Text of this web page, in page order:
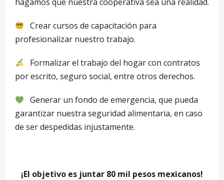
Crear cursos de capacitación para
profesionalizar nuestro trabajo.
Formalizar el trabajo del hogar con contratos
por escrito, seguro social, entre otros derechos.
Generar un fondo de emergencia, que pueda
garantizar nuestra seguridad alimentaria, en caso
de ser despedidas injustamente.
¡El objetivo es juntar 80 mil pesos mexicanos!